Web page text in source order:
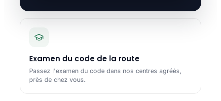
Examen du code de la route
Passez l'examen du code dans nos centres agréés,
près de chez vous.